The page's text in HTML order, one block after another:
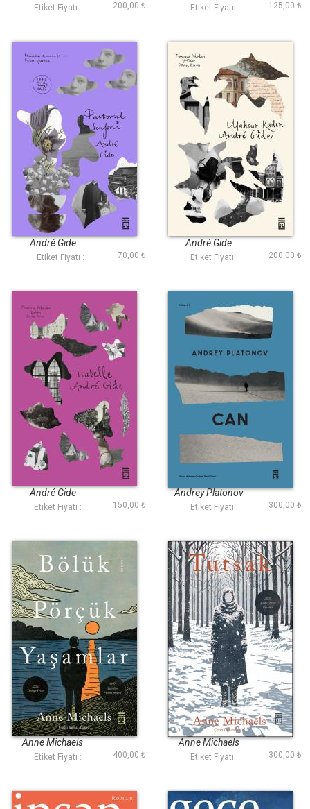
Etiket Fiyatı : 200,00 ₺ Etiket Fiyatı : 125,00 ₺
Pastoral Senfoni
(Timaş)
André Gide
Etiket Fiyatı : 70,00 ₺
Mahsur Kadın
André Gide
Etiket Fiyatı : 200,00 ₺
Isabelle
André Gide
Etiket Fiyatı : 150,00 ₺
Andrey Platonov
Etiket Fiyatı : 300,00 ₺
Bölük Pörçük
Yaşamlar
Anne Michaels
Etiket Fiyatı : 400,00 ₺
Tutsak
Anne Michaels
Etiket Fiyatı : 300,00 ₺